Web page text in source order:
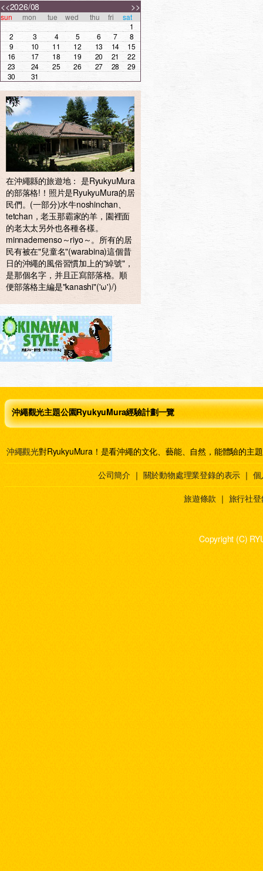
<< >>
2026/08
sun mon tue wed thu fri
sat
1
2
3 4 5 6 7
8
9
10 11 12 13 14
15
16
17 18 19 20 21
22
23
24 25 26 27 28
29
30
31
在沖繩縣的旅遊地： 是RyukyuMura
的部落格!！照片是RyukyuMura的居
民們。(一部分)水牛noshinchan、
tetchan，老玉那霸家的羊，園裡面
的老太太另外也各種各樣。
minnademenso～riyo～。所有的居
民有被在"兒童名"(warabina)這個昔
日的沖繩的風俗習慣加上的"綽號"，
是那個名字，并且正寫部落格。順
便部落格主編是"kanashi"('ω')/)
沖繩觀光主題公園RyukyuMura經驗計劃一覽
沖繩觀光對RyukyuMura！是看沖繩的文化、藝能、自然，能體驗的主
公司簡介 ｜ 關於動物處理業登錄的表示 ｜
旅遊條款 ｜ 旅行社
Copyright (C)